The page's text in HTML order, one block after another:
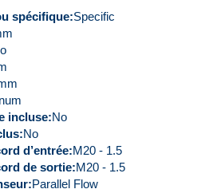
spécifique Specific
incluse No
No
d’entrée M20 - 1.5
de sortie M20 - 1.5
Parallel Flow